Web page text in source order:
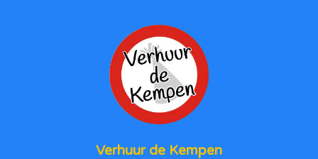
Verhuur de Kempen